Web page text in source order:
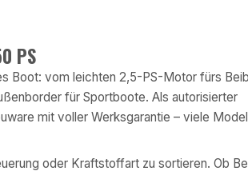
PS
Boot: vom leichten 2,5-PS-Motor fürs
für Sportboote. Als autorisierter
mit voller Werksgarantie – viele
oder Kraftstoffart zu sortieren. Ob